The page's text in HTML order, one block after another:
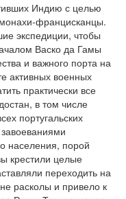
Индию с целью
францисканцы.
экспедиции, чтобы
Васко да Гамы
и важного порта на
активных военных
практически все
в том числе
португальских
населения, порой
крестили целые
переходить на
расколы и привело к